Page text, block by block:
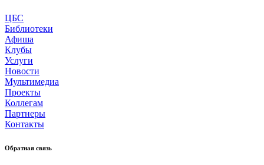
ЦБС
Библиотеки
Афиша
Клубы
Услуги
Новости
Мультимедиа
Проекты
Коллегам
Партнеры
Контакты
Обратная связь